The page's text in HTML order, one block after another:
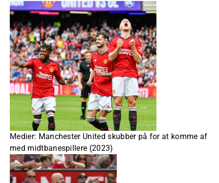
Medier: Manchester United skubber på for at komme af
med midtbanespillere (2023)